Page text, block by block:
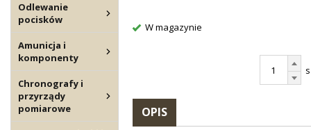
Odlewanie
pocisków
Amunicja i
komponenty
Chronografy i
przyrządy
pomiarowe
W magazynie
OPIS